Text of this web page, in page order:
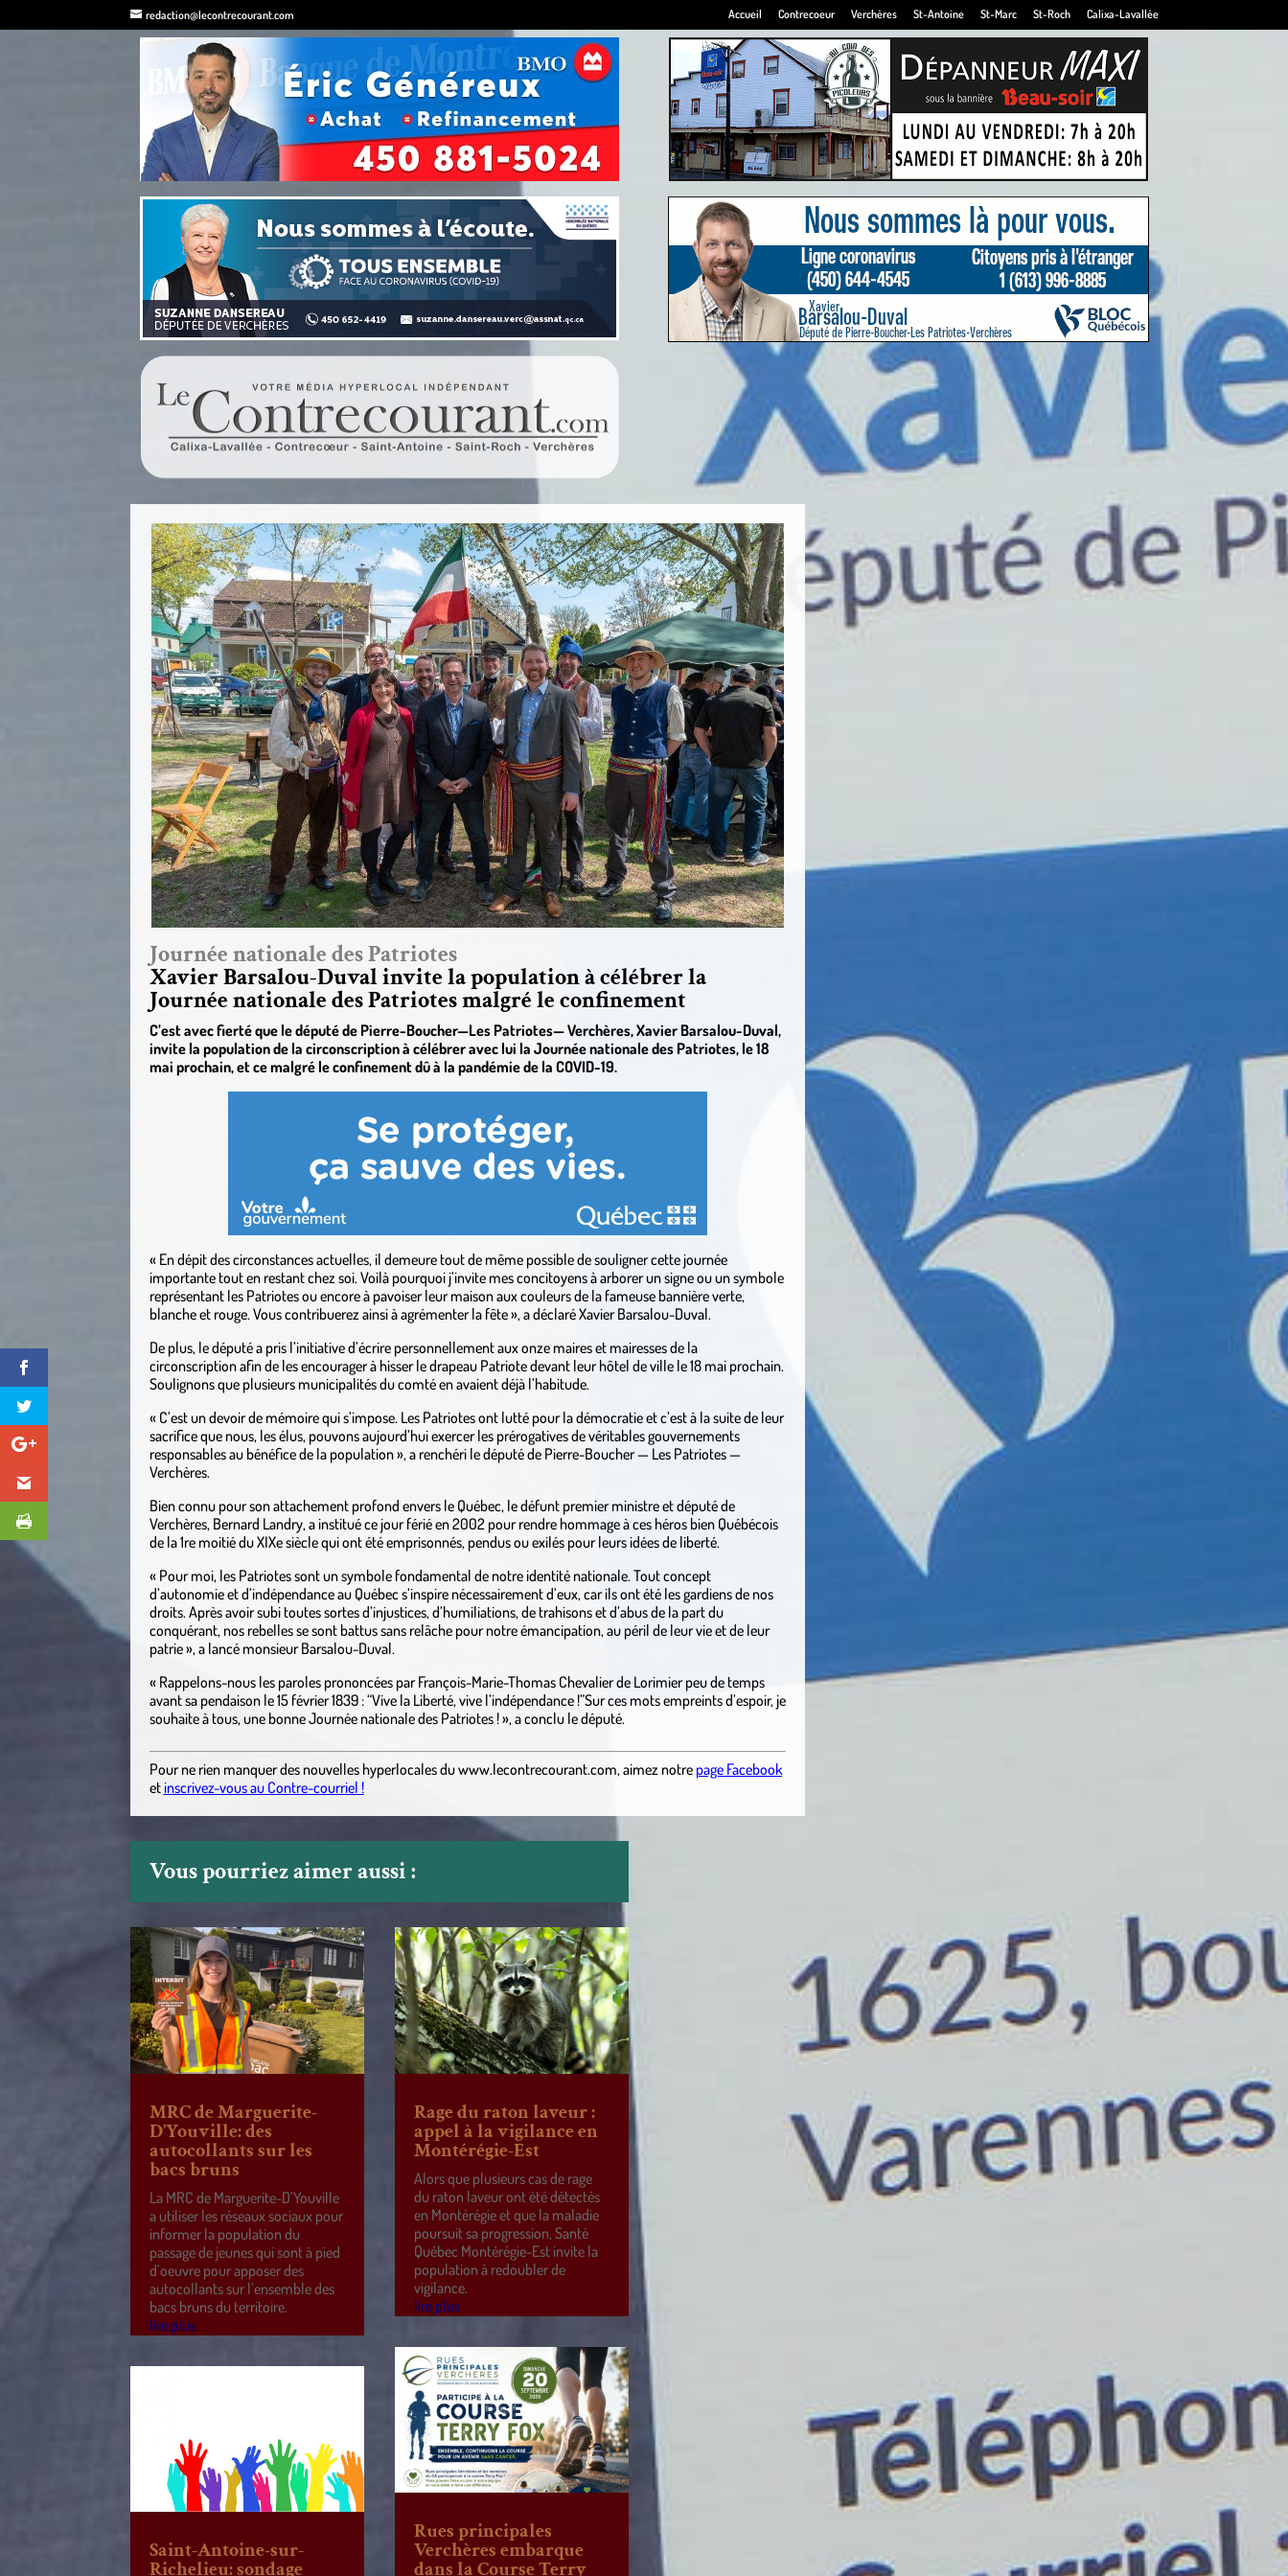
redaction@lecontrecourant.com Accueil Contrecoeur Verchères St-Antoine St-Marc St-Roch Calixa-Lavallée
Journée nationale des Patriotes
Xavier Barsalou-Duval invite la population à célébrer la
Journée nationale des Patriotes malgré le confinement
C’est avec fierté que le député de Pierre-Boucher—Les Patriotes— Verchères, Xavier Barsalou-Duval,
invite la population de la circonscription à célébrer avec lui la Journée nationale des Patriotes, le 18
mai prochain, et ce malgré le confinement dû à la pandémie de la COVID-19.
« En dépit des circonstances actuelles, il demeure tout de même possible de souligner cette journée
importante tout en restant chez soi. Voilà pourquoi j’invite mes concitoyens à arborer un signe ou un symbole
représentant les Patriotes ou encore à pavoiser leur maison aux couleurs de la fameuse bannière verte,
blanche et rouge. Vous contribuerez ainsi à agrémenter la fête », a déclaré Xavier Barsalou-Duval.
De plus, le député a pris l’initiative d’écrire personnellement aux onze maires et mairesses de la
circonscription afin de les encourager à hisser le drapeau Patriote devant leur hôtel de ville le 18 mai prochain.
Soulignons que plusieurs municipalités du comté en avaient déjà l’habitude.
« C’est un devoir de mémoire qui s’impose. Les Patriotes ont lutté pour la démocratie et c’est à la suite de leur
sacrifice que nous, les élus, pouvons aujourd’hui exercer les prérogatives de véritables gouvernements
responsables au bénéfice de la population », a renchéri le député de Pierre-Boucher — Les Patriotes —
Verchères.
Bien connu pour son attachement profond envers le Québec, le défunt premier ministre et député de
Verchères, Bernard Landry, a institué ce jour férié en 2002 pour rendre hommage à ces héros bien Québécois
de la 1re moitié du XIXe siècle qui ont été emprisonnés, pendus ou exilés pour leurs idées de liberté.
« Pour moi, les Patriotes sont un symbole fondamental de notre identité nationale. Tout concept
d’autonomie et d’indépendance au Québec s’inspire nécessairement d’eux, car ils ont été les gardiens de nos
droits. Après avoir subi toutes sortes d’injustices, d’humiliations, de trahisons et d’abus de la part du
conquérant, nos rebelles se sont battus sans relâche pour notre émancipation, au péril de leur vie et de leur
patrie », a lancé monsieur Barsalou-Duval.
« Rappelons-nous les paroles prononcées par François-Marie-Thomas Chevalier de Lorimier peu de temps
avant sa pendaison le 15 février 1839 : “Vive la Liberté, vive l’indépendance !”Sur ces mots empreints d’espoir, je
souhaite à tous, une bonne Journée nationale des Patriotes ! », a conclu le député.
Pour ne rien manquer des nouvelles hyperlocalesduwww.lecontrecourant.com,aimez notre page Facebook
etinscrivez-vous au Contre-courriel !
Vous pourriez aimer aussi :
MRC de Marguerite-
D’Youville: des
autocollants sur les
bacs bruns
La MRC de Marguerite-D’Youville
a utiliser les réseaux sociaux pour
informer la population du
passage de jeunes qui sont à pied
d’oeuvre pour apposer des
autocollants sur l’ensemble des
bacs bruns du territoire.
lire plus
Saint-Antoine-sur-
Richelieu: sondage
Rage du raton laveur :
appel à la vigilance en
Montérégie-Est
Alors que plusieurs cas de rage
du raton laveur ont été détectés
en Montérégie et que la maladie
poursuit sa progression, Santé
Québec Montérégie-Est invite la
population à redoubler de
vigilance.
lire plus
Rues principales
Verchères embarque
dans la Course Terry